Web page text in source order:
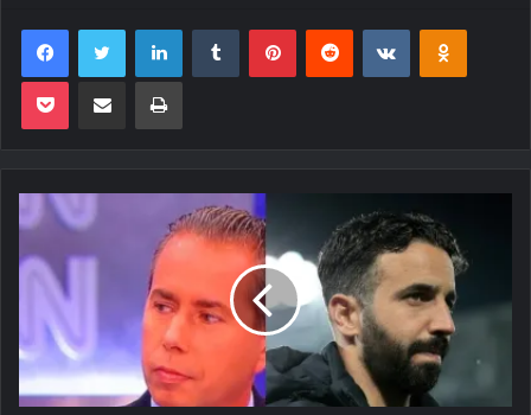
FacebookTwitter LinkedinTumblr PinterestReddit VK OK
Pocket Compartilhar via e-mail Imprimir